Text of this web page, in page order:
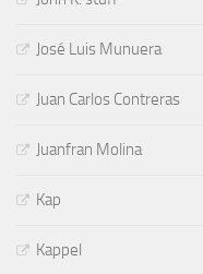
José Luis Munuera
Juan Carlos Contreras
Juanfran Molina
Kap
Kappel